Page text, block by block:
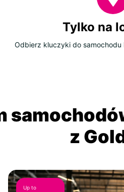
Tylko na
Odbierz kluczyki do samochodu
z
Up to